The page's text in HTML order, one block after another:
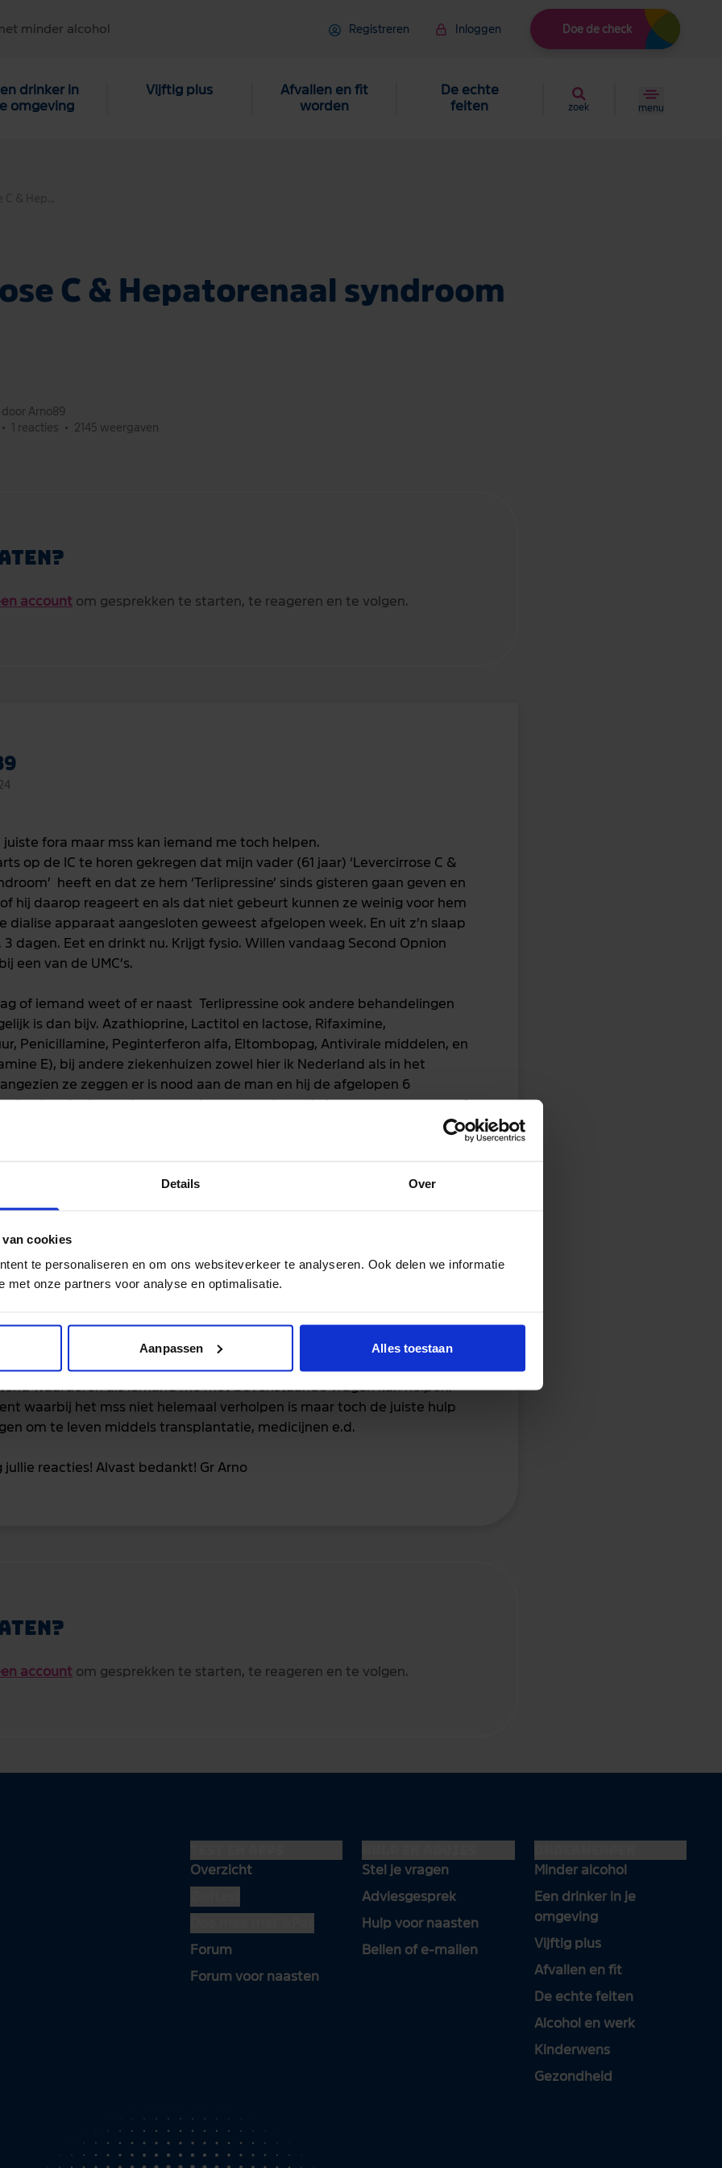
Details Over
cookies
te personaliseren en om ons websiteverkeer te analyseren. Ook delen we informatie
met onze partners voor analyse en optimalisatie.
Aanpassen Alles toestaan
minder alcohol Registreren Inloggen Doe de check
drinker in
je omgeving
Vijftig plus
Afvallen en fit
worden
De echte
feiten
zoek menu
C & Hepatorenaal syndroom
door Arno89
• 1 reacties • 2145 weergaven
account om gesprekken te starten, te reageren en te volgen.
juiste fora maar mss kan iemand me toch helpen.
op de IC te horen gekregen dat mijn vader (61 jaar) ‘Levercirrose C &
heeft en dat ze hem ‘Terlipressine’ sinds gisteren gaan geven en
hij daarop reageert en als dat niet gebeurt kunnen ze weinig voor hem
dialise apparaat aangesloten geweest afgelopen week. En uit z’n slaap
3 dagen. Eet en drinkt nu. Krijgt fysio. Willen vandaag Second Opnion
een van de UMC’s.
of iemand weet of er naast Terlipressine ook andere behandelingen
is dan bijv. Azathioprine, Lactitol en lactose, Rifaximine,
Penicillamine, Peginterferon alfa, Eltombopag, Antivirale middelen, en
E), bij andere ziekenhuizen zowel hier ik Nederland als in het
ze zeggen er is nood aan de man en hij de afgelopen 6
(zullen ze hem geen levertransplantatie kunnen gegeven en of
voor zal zijn. Maandag moet blijken wat de medicatie heeft gedaan
en ergens zoals eerder gezegd in NL een second opinion
expertise is.
of behandelingen die jullie kennen mss in het buitenland die ze hier
En mocht er de kans zijn dat hij levertransplantatie kan krijgen, kan
dan in Nederland (6 maanden gemiddelde wachttijd) en waar ze andere
ook bezig met het onderzoeken ervan.
waarderen als iemand me met bovenstaande vragen kan helpen.
waarbij het mss niet helemaal verholpen is maar toch de juiste hulp
om te leven middels transplantatie, medicijnen e.d.
jullie reacties! Alvast bedankt! Gr Arno
account om gesprekken te starten, te reageren en te volgen.
Overzicht
Forum
Forum voor naasten
Stel je vragen
Adviesgesprek
Hulp voor naasten
Bellen of e-mailen
Minder alcohol
Een drinker in je
omgeving
Vijftig plus
Afvallen en fit
De echte feiten
Alcohol en werk
Kinderwens
Gezondheid